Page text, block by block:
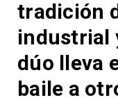
tradición
industrial
dúo lleva
baile a